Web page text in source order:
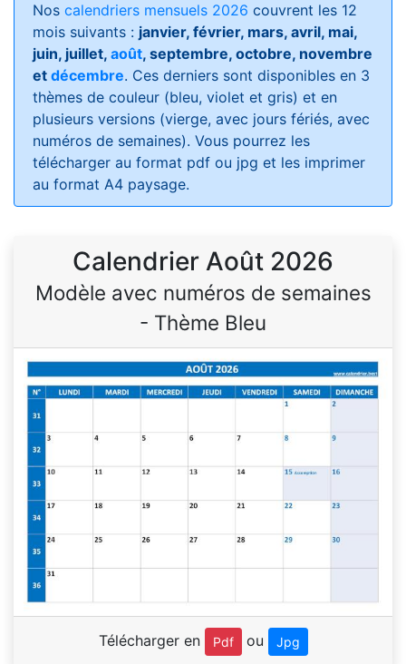
Nos calendriers mensuels 2026 couvrent les 12
mois suivants : janvier, février, mars, avril, mai,
juin, juillet, août, septembre, octobre, novembre
et décembre. Ces derniers sont disponibles en 3
thèmes de couleur (bleu, violet et gris) et en
plusieurs versions (vierge, avec jours fériés, avec
numéros de semaines). Vous pourrez les
télécharger au format pdf ou jpg et les imprimer
au format A4 paysage.
Calendrier Août 2026
Modèle avec numéros de semaines
- Thème Bleu
Télécharger en Pdf ou Jpg